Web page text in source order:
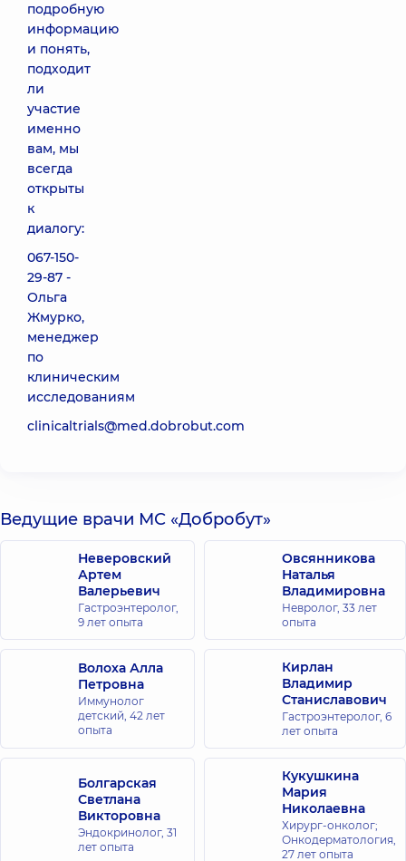
подробную
информацию
и понять,
подходит
ли
участие
именно
вам, мы
всегда
открыты
к
диалогу:
067-150-
29-87 -
Ольга
Жмурко,
менеджер
по
клиническим
исследованиям
clinicaltrials@med.dobrobut.com
Ведущие врачи МС «Добробут»
Неверовский
Артем
Валерьевич
Гастроэнтеролог,
9 лет опыта
Овсянникова
Наталья
Владимировна
Невролог, 33 лет
опыта
Волоха Алла
Петровна
Иммунолог
детский, 42 лет
опыта
Кирлан
Владимир
Станиславович
Гастроэнтеролог, 6
лет опыта
Болгарская
Светлана
Викторовна
Эндокринолог, 31
лет опыта
Кукушкина
Мария
Николаевна
Хирург-онколог;
Онкодерматология,
27 лет опыта